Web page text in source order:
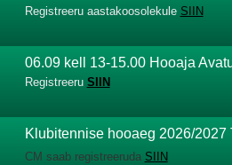
Registreeru aastakoosolekule SIIN
06.09 kell 13-15.00 Hooaja
Registreeru SIIN
Klubitennise hooaeg 2026/
CM saab registreeruda SIIN